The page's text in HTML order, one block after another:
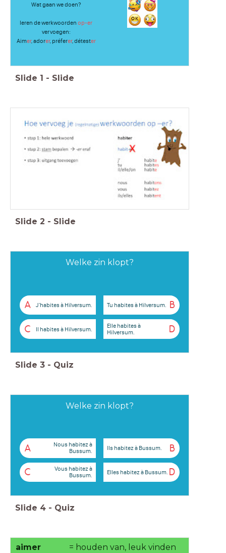
Wat gaan we doen?
leren de werkwoordenop-er
vervoegen:
Aimer, adorer, préferer, détester
Slide 1 - Slide
Slide 2 - Slide
Welke zin klopt?
A J'habites à Hilversum. B
Tu habites à Hilversum.
C Il habites à Hilversum. D
Elle habites à
Hilversum.
Slide 3 - Quiz
Welke zin klopt?
A
Nous habitez à
Bussum.
B
Ils habitez à Bussum.
C
Vous habitez à
Bussum.
D
Elles habitez à Bussum.
Slide 4 - Quiz
aimer = houden van, leuk vinden